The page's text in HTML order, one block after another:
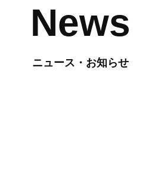
News
ニュース・お知らせ